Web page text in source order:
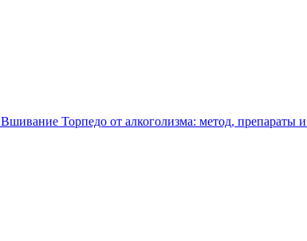
Вшивание Торпедо от алкоголизма: метод, препараты